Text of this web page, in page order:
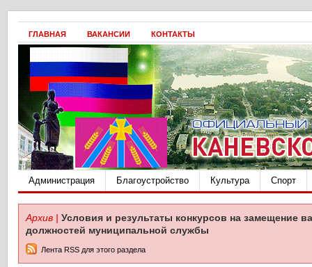
ГЛАВНАЯ ВАКАНСИИ КОНТАКТЫ
Администрация Благоустройство Культура Спорт
Архив | Условия и результаты конкурсов на замещение
должностей муниципальной службы
Лента RSS для этого раздела